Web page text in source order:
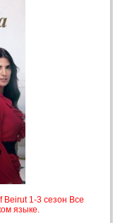
Beirut 1-3 сезон Все
языке.